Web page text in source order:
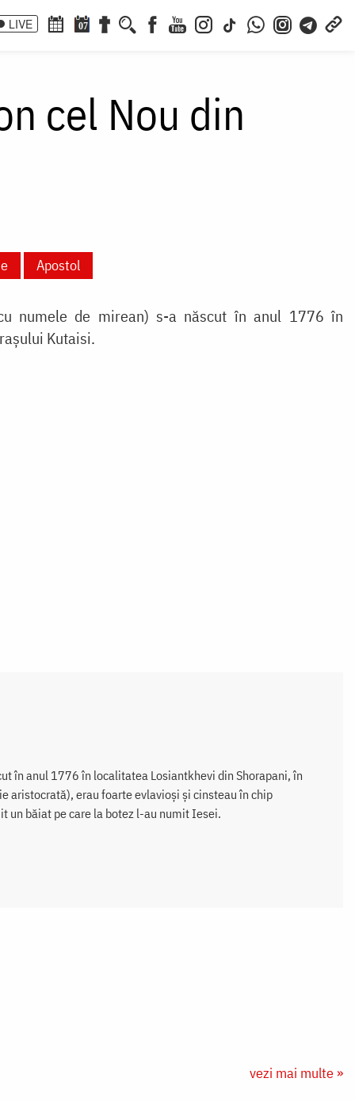
LIVE 07
cel Nou din
Apostol
numele de mirean) s-a născut în anul 1776 în
Kutaisi.
în anul 1776 în localitatea Losiantkhevi din Shorapani, în
aristocrată), erau foarte evlavioşi şi cinsteau în chip
un băiat pe care la botez l-au numit Iesei.
vezi mai multe »